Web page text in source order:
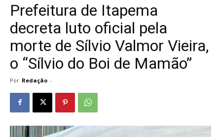
Prefeitura de Itapema
decreta luto oficial pela
morte de Sílvio Valmor Vieira,
o “Sílvio do Boi de Mamão”
Por Redação -